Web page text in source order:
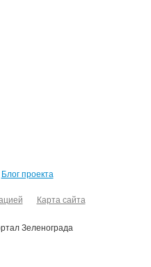
Блог проекта
Карта сайта
Зеленограда